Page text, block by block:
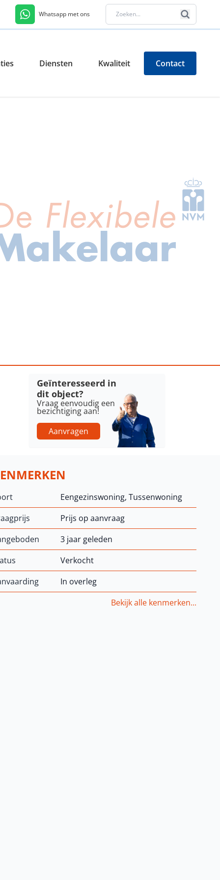
Whatsapp met ons
Diensten Kwaliteit Contact
Geïnteresseerd in
dit object?
Vraag eenvoudig een
bezichtiging aan!
Aanvragen
Eengezinswoning, Tussenwoning
Prijs op aanvraag
3 jaar geleden
Verkocht
In overleg
Bekijk alle kenmerken...